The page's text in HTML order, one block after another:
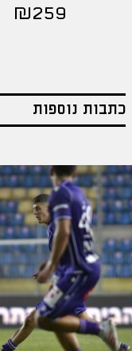
₪259
כתבות נוספות